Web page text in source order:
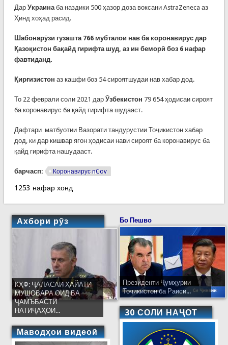
Дар Украинаба наздики 500 ҳазор доза воксани AstraZeneca аз
Ҳинд хоҳад расид.
Шабонарӯзи гузашта 766 мубталои нав ба коронавирус дар
Қазоқистон бақайд гирифта шуд, аз ин беморӣ боз 6 нафар
фавтиданд.
Қирғизистон аз кашфи боз 54 сироятшудаи нав хабар дод.
То 22 феврали соли 2021 дар Ӯзбекистон 79 654 ҳодисаи сироят
ба коронавирус ба қайд гирифта шудааст.
Дафтари матбуотии Вазорати тандурустии Тоҷикистон хабар
дод, ки дар кишвар ягон ҳодисаи нави сироят ба коронавирус ба
қайд гирифта нашудааст.
барчасп: Коронавирус nCov
1253 нафар хонд
Ахбори рӯз
КҲФ: ҶАЛАСАИ ҲАЙАТИ
МУШОВАРА ОИД БА
ҶАМЪБАСТИ
НАТИҶАҲОИ...
Маводҳои видеоӣ
Бо Пешво
Президенти Ҷумҳурии
Тоҷикистон ба Раиси...
30 СОЛИ НАҶОТ